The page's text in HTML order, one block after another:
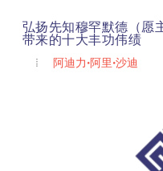
弘扬先知穆罕默德（愿
带来的十大丰功伟绩
阿迪力•阿里•沙迪